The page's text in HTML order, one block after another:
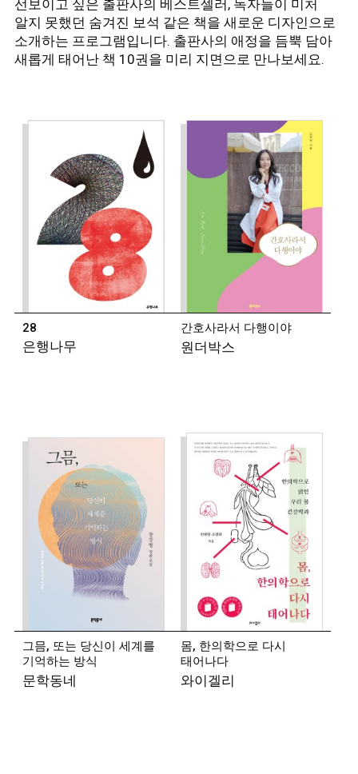
◾강화길 (소설가)
1986년 전북 전주 출생. 2012년 경향신문 신춘문예로
한겨레문학상과 제8회 젊은작가상, 2018년 제10회
구상문학상 젊은작가상, 2020년 제11회 젊은작가상을
수상했다.
문보영 (시인)
1992년 제주 출생. 2016년 중앙일보로 등단했다. 시집
『책기둥』 『배틀그라운드』, 산문집으로 『사람을
미워하는 가장 다정한 방식』 『준최선의 롱런』이
2017년 제36회 김수영문학상을 수상했다.
◾서윤후 (시인)
1990년 전북 정읍 출생. 2009년 『현대시』로
송승언 (시인)
1986년 강원도 원주 출생. 2011년 『현대문학』 신인
추천으로 등단했다.시집 『철과 오크』가 있다.
유계영 (시인)
1985년 인천 출생. 2010년 『현대문학』 신인
추천으로 등단했다.
시집 『온갖 것들의 낮』 『이제는
순수를 말할 수 있을 것 같다』 『이런 얘기는 좀
어지러운가』가 있다.
◾김세희 (소설가)
1987년 목포 출생. 2015년 『세계의 문학』
선보이고 싶은 출판사의 베스트셀러, 독자들이 미처
알지 못했던 숨겨진 보석 같은 책을 새로운 디자인으로
소개하는 프로그램입니다. 출판사의 애정을 듬뿍 담아
새롭게 태어난 책 10권을 미리 지면으로 만나보세요.
28
은행나무
간호사라서 다행이야
원더박스
그믐, 또는 당신이 세계를
기억하는 방식
문학동네
몸, 한의학으로 다시
태어나다
와이겔리